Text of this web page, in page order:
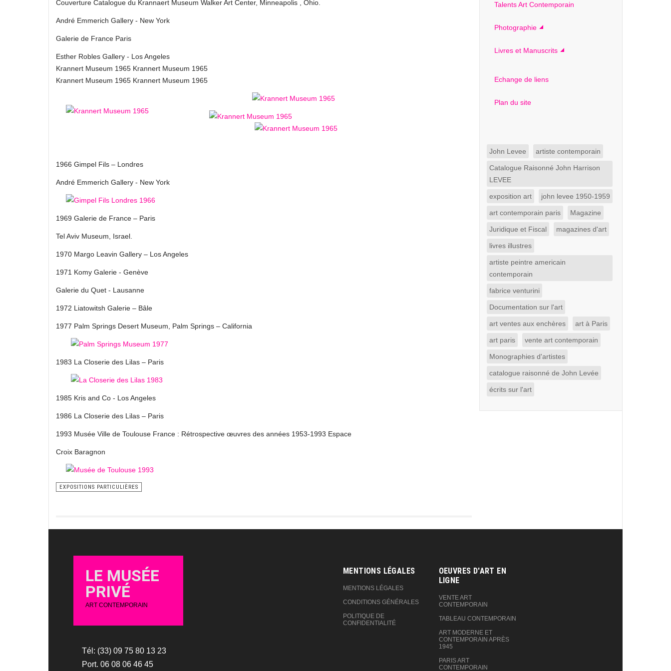
Couverture Catalogue du Krannaert Museum Walker Art Center, Minneapolis , Ohio.
André Emmerich Gallery ‑ New York
Galerie de France Paris
Esther Robles Gallery ‑ Los Angeles
Krannert Museum 1965 Krannert Museum 1965
Krannert Museum 1965 Krannert Museum 1965
1966 Gimpel Fils – Londres
André Emmerich Gallery ‑ New York
1969 Galerie de France – Paris
Tel Aviv Museum, Israel.
1970 Margo Leavin Gallery – Los Angeles
1971 Komy Galerie - Genève
Galerie du Quet ‑ Lausanne
1972 Liatowitsh Galerie – Bâle
1977 Palm Springs Desert Museum, Palm Springs – California
1983 La Closerie des Lilas – Paris
1985 Kris and Co ‑ Los Angeles
1986 La Closerie des Lilas – Paris
1993 Musée Ville de Toulouse France : Rétrospective œuvres des années 1953-1993 Espace
Croix Baragnon
EXPOSITIONS PARTICULIÈRES
Talents Art Contemporain
Photographie
Livres et Manuscrits
Echange de liens
Plan du site
John Levee artiste contemporain
Catalogue Raisonné John Harrison
LEVEE
exposition art john levee 1950-1959
art contemporain paris Magazine
Juridique et Fiscal magazines d'art
livres illustres
artiste peintre americain
contemporain
fabrice venturini
Documentation sur l'art
art ventes aux enchères art à Paris
art paris vente art contemporain
Monographies d'artistes
catalogue raisonné de John Levée
écrits sur l'art
LE MUSÉE
PRIVÉ
ART CONTEMPORAIN
Tél: (33) 09 75 80 13 23
Port. 06 08 06 46 45
MENTIONS LÉGALES
MENTIONS LÉGALES
CONDITIONS GÉNÉRALES
POLITIQUE DE
CONFIDENTIALITÉ
OEUVRES D'ART EN
LIGNE‎
VENTE ART
CONTEMPORAIN
TABLEAU CONTEMPORAIN
ART MODERNE ET
CONTEMPORAIN APRÈS
1945
PARIS ART
CONTEMPORAIN